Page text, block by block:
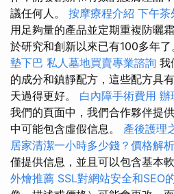
議任何人。 按摩療程介紹 下午茶
用足夠量的產品並定期重複防曬
於研究和創新以來已有100多年了
墊下巴 私人墓地買賣專業諮詢 我
的成分和鎮靜配方，這些配方具
天過得更好。 白內障手術費用 辦
我們的頁面中，我們合作夥伴提
中可能包含虛假信息。 產後護理
居家清潔一小時多少錢？價格解析
僅提供信息，並且可以包含基本
外燴推薦 SSL對網站安全和SEO